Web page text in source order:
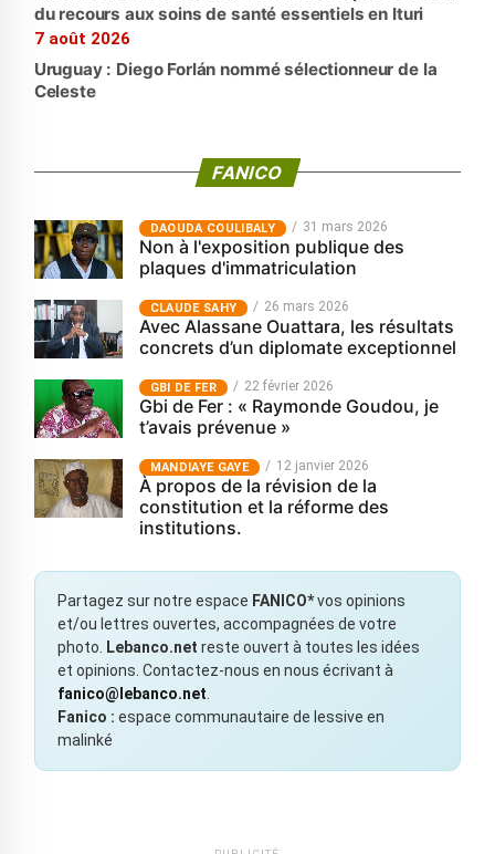
du recours aux soins de santé essentiels en Ituri
7 août 2026
Uruguay : Diego Forlán nommé sélectionneur de la
Celeste
FANICO
‎DAOUDA COULIBALY 31 mars 2026
Non à l'exposition publique des
plaques d'immatriculation
CLAUDE SAHY 26 mars 2026
Avec Alassane Ouattara, les résultats
concrets d’un diplomate exceptionnel
GBI DE FER 22 février 2026
Gbi de Fer : « Raymonde Goudou, je
t’avais prévenue »
MANDIAYE GAYE 12 janvier 2026
À propos de la révision de la
constitution et la réforme des
institutions.
Partagez sur notre espace FANICO*vos opinions
et/ou lettres ouvertes, accompagnées de votre
photo.
Lebanco.net reste ouvert à toutes les idées
et opinions. Contactez-nous en nous écrivant à
fanico@lebanco.net
Fanico : espace communautaire de lessive en
malinké